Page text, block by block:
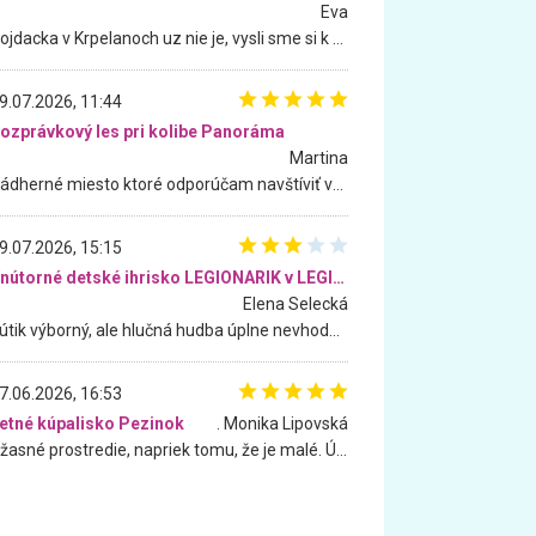
Eva
11:44
les pri kolibe Panoráma
Martina
15:15
Vnútorné detské ihrisko LEGIONARIK v LEGIA Fitness
Elena Selecká
16:53
kúpalisko Pezinok
. Monika Lipovská